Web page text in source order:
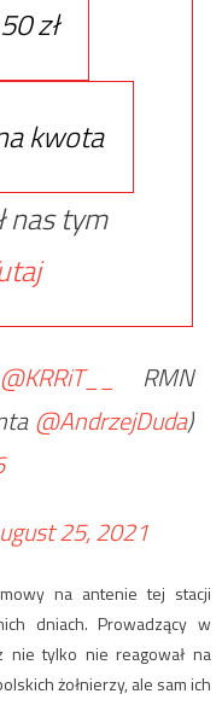
50 zł
kwota
nas tym
@KRRiT__
RMN
@AndrzejDuda)
25, 2021
na antenie tej stacji
dniach. Prowadzący w
nie tylko nie reagował na
żołnierzy, ale sam ich